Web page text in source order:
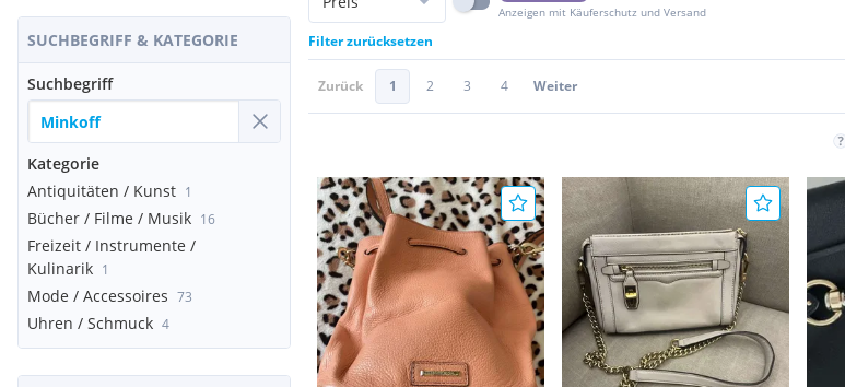
SUCHBEGRIFF & KATEGORIE
Suchbegriff
Kategorie
Antiquitäten / Kunst 1
Bücher / Filme / Musik 16
Freizeit / Instrumente /
Kulinarik 1
Mode / Accessoires 73
Uhren / Schmuck 4
Anzeigen mit Käuferschutz und Versand
Filter zurücksetzen
Zurück 1 2 3 4 Weiter